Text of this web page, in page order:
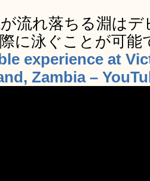
流れ落ちる淵は
に泳ぐことが可能
experience at
Zambia –